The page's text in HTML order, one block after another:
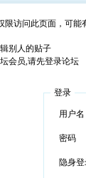
限访问此页面，可能
别人的贴子
会员,请先登录论坛
登录
用户名
密码
隐身